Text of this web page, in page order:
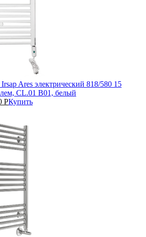
Ares электрический 818/580 15
CL.01 B01, белый
РКупить